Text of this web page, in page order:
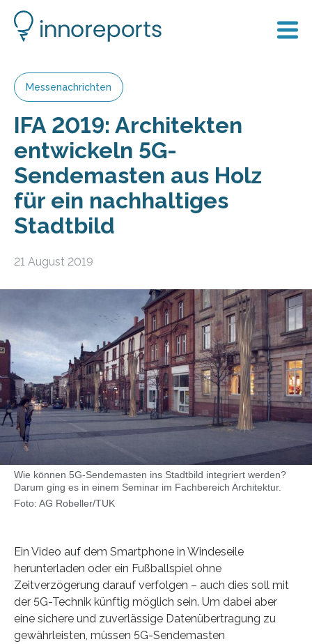
Messenachrichten
IFA 2019: Architekten
entwickeln 5G-
Sendemasten aus Holz
für ein nachhaltiges
Stadtbild
21 August 2019
Wie können 5G-Sendemasten ins Stadtbild integriert werden?
Darum ging es in einem Seminar im Fachbereich Architektur.
Foto: AG Robeller/TUK
Ein Video auf dem Smartphone in Windeseile
herunterladen oder ein Fußballspiel ohne
Zeitverzögerung darauf verfolgen – auch dies soll mit
der 5G-Technik künftig möglich sein. Um dabei aber
eine sichere und zuverlässige Datenübertragung zu
gewährleisten, müssen 5G-Sendemasten